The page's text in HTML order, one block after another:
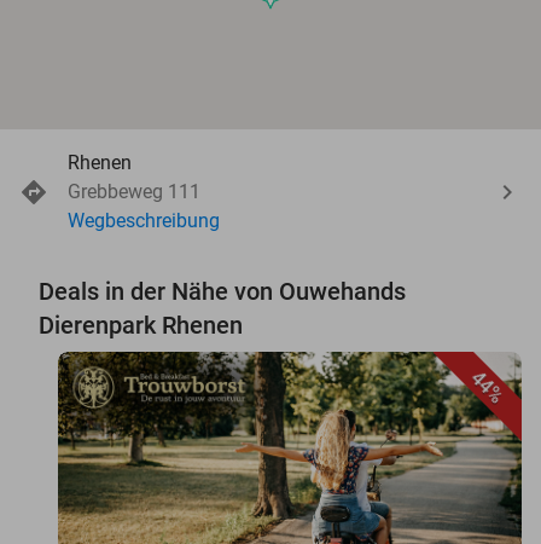
Rhenen
Grebbeweg 111
Wegbeschreibung
Deals in der Nähe von Ouwehands
Dierenpark Rhenen
44%